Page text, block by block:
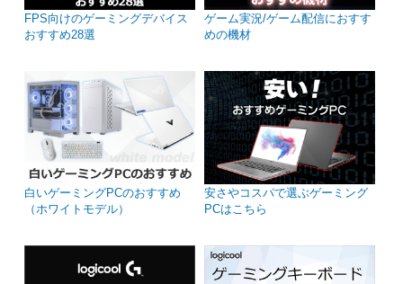
FPS向けのゲーミングデバイス
おすすめ28選
ゲーム実況/ゲーム配信におすす
めの機材
白いゲーミングPCのおすすめ
（ホワイトモデル）
安さやコスパで選ぶゲーミング
PCはこちら